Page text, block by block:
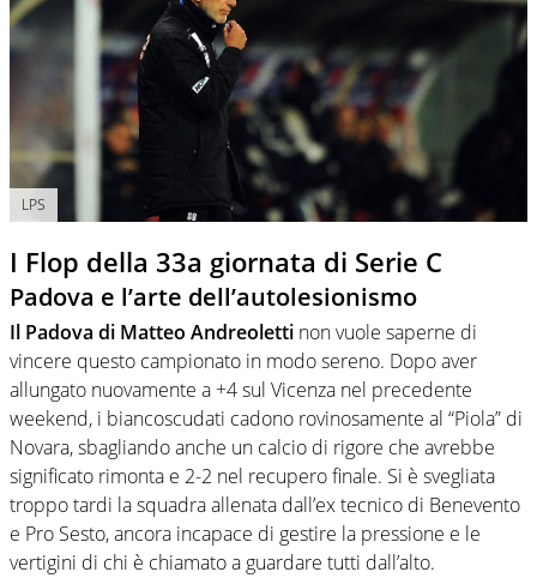
LPS
I Flop della 33a giornata di Serie C
Padova e l’arte dell’autolesionismo
Il Padova di Matteo Andreoletti non vuole saperne di
vincere questo campionato in modo sereno. Dopo aver
allungato nuovamente a +4 sul Vicenza nel precedente
weekend, i biancoscudati cadono rovinosamente al “Piola” di
Novara, sbagliando anche un calcio di rigore che avrebbe
significato rimonta e 2-2 nel recupero finale. Si è svegliata
troppo tardi la squadra allenata dall’ex tecnico di Benevento
e Pro Sesto, ancora incapace di gestire la pressione e le
vertigini di chi è chiamato a guardare tutti dall’alto.